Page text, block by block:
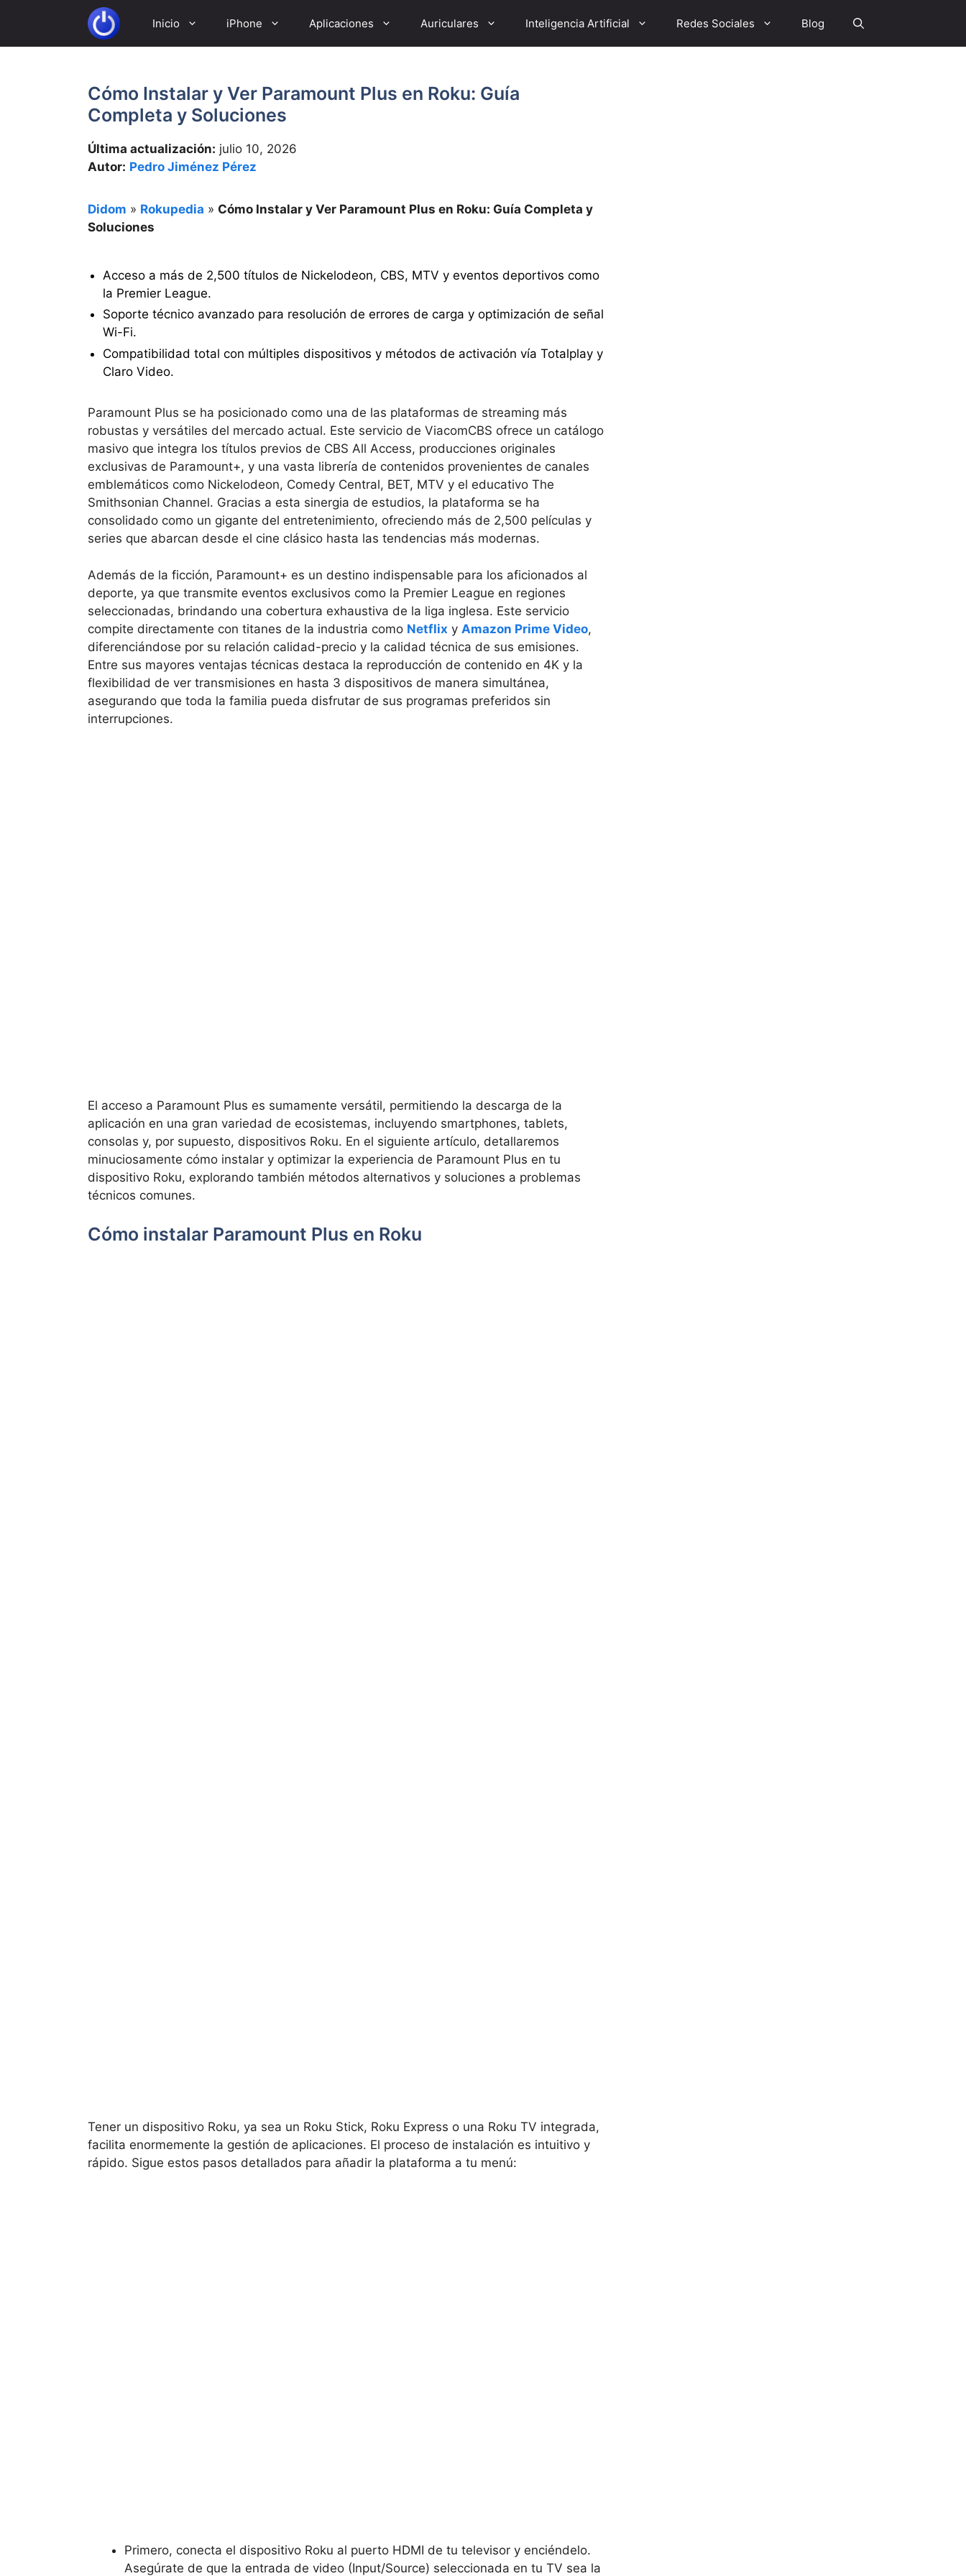
contenido
Inicio iPhone Aplicaciones Auriculares Inteligencia Artificial Redes Sociales Blog
Cómo Instalar y Ver Paramount Plus en Roku: Guía
Completa y Soluciones
Última actualización: julio 10, 2026
Autor: Pedro Jiménez Pérez
Didom » Rokupedia » Cómo Instalar y Ver Paramount Plus en Roku: Guía Completa y
Soluciones
Acceso a más de 2,500 títulos de Nickelodeon, CBS, MTV y eventos deportivos como
la Premier League.
Soporte técnico avanzado para resolución de errores de carga y optimización de señal
Wi-Fi.
Compatibilidad total con múltiples dispositivos y métodos de activación vía Totalplay y
Claro Video.
Paramount Plus se ha posicionado como una de las plataformas de streaming más
robustas y versátiles del mercado actual. Este servicio de ViacomCBS ofrece un catálogo
masivo que integra los títulos previos de CBS All Access, producciones originales
exclusivas de Paramount+, y una vasta librería de contenidos provenientes de canales
emblemáticos como Nickelodeon, Comedy Central, BET, MTV y el educativo The
Smithsonian Channel. Gracias a esta sinergia de estudios, la plataforma se ha
consolidado como un gigante del entretenimiento, ofreciendo más de 2,500 películas y
series que abarcan desde el cine clásico hasta las tendencias más modernas.
Además de la ficción, Paramount+ es un destino indispensable para los aficionados al
deporte, ya que transmite eventos exclusivos como la Premier League en regiones
seleccionadas, brindando una cobertura exhaustiva de la liga inglesa. Este servicio
compite directamente con titanes de la industria como Netflix y Amazon Prime Video,
diferenciándose por su relación calidad-precio y la calidad técnica de sus emisiones.
Entre sus mayores ventajas técnicas destaca la reproducción de contenido en 4K y la
flexibilidad de ver transmisiones en hasta 3 dispositivos de manera simultánea,
asegurando que toda la familia pueda disfrutar de sus programas preferidos sin
interrupciones.
El acceso a Paramount Plus es sumamente versátil, permitiendo la descarga de la
aplicación en una gran variedad de ecosistemas, incluyendo smartphones, tablets,
consolas y, por supuesto, dispositivos Roku. En el siguiente artículo, detallaremos
minuciosamente cómo instalar y optimizar la experiencia de Paramount Plus en tu
dispositivo Roku, explorando también métodos alternativos y soluciones a problemas
técnicos comunes.
Cómo instalar Paramount Plus en Roku
Tener un dispositivo Roku, ya sea un Roku Stick, Roku Express o una Roku TV integrada,
facilita enormemente la gestión de aplicaciones. El proceso de instalación es intuitivo y
rápido. Sigue estos pasos detallados para añadir la plataforma a tu menú:
Primero, conecta el dispositivo Roku al puerto HDMI de tu televisor y enciéndelo.
Asegúrate de que la entrada de video (Input/Source) seleccionada en tu TV sea la